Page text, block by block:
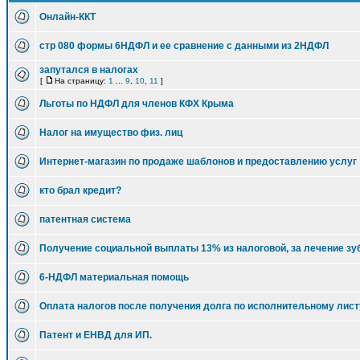
Онлайн-ККТ
стр 080 формы 6НДФЛ и ее сравнение с данными из 2НДФЛ
запутался в налогах
[ На страницу: 1 9 10 11 ]
Льготы по НДФЛ для членов КФХ Крыма
Налог на имущество физ. лиц
Интернет-магазин по продаже шаблонов и предоставлению услуг
кто брал кредит?
патентная система
Получение социальной выплаты 13% из налоговой, за лечение
6-НДФЛ материальная помощь
Оплата налогов после получения долга по исполнительному
Патент и ЕНВД для ИП.